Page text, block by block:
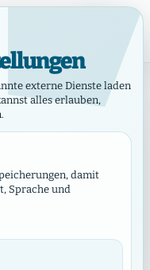
Gesuche, Stellen,
und Werken.
externe Dienste laden
alles erlauben,
damit
Sprache und